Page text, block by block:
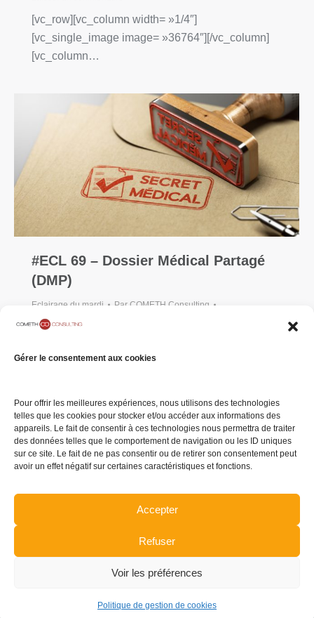
Gérer le consentement aux cookies
Pour offrir les meilleures expériences, nous utilisons des technologies
telles que les cookies pour stocker et/ou accéder aux informations des
appareils. Le fait de consentir à ces technologies nous permettra de traiter
des données telles que le comportement de navigation ou les ID uniques
sur ce site. Le fait de ne pas consentir ou de retirer son consentement peut
avoir un effet négatif sur certaines caractéristiques et fonctions.
Accepter
Refuser
Voir les préférences
Politique de gestion de cookies
[vc_row][vc_column width= »1/4″]
[vc_single_image image= »36764″][/vc_column]
[vc_column…
#ECL 69 – Dossier Médical Partagé
(DMP)
Eclairage du mardi Par COMETH Consulting
12 mars 2019
[vc_single_image image= »36745″
1 2 3 4 5 … 9
pied de page